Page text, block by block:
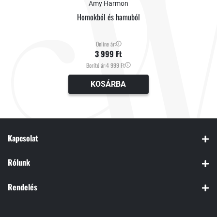
Amy Harmon kötete egyszerre izgalmas detektívregény és romantikus
hogy ne csak az elkövető kilétére derüljön fény, de Dani és Malone is
Amy Harmon
Homokból és hamuból
Online ár:
3 999 Ft
Borító ár:4 999 Ft
KOSÁRBA
Kapcsolat
Rólunk
Rendelés